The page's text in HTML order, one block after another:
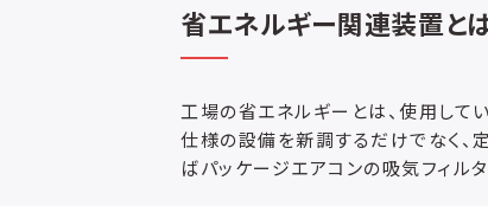
省エネルギー関連装置と
工場の省エネルギーとは、使用して
仕様の設備を新調するだけでなく、
ばパッケージエアコンの吸気フィル